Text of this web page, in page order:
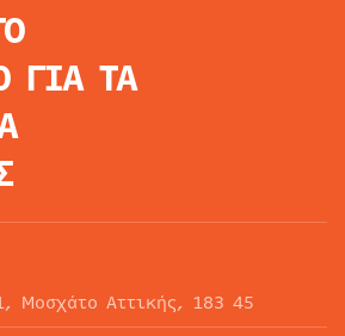
ΓΙΑ ΤΑ
Μοσχάτο Αττικής, 183 45